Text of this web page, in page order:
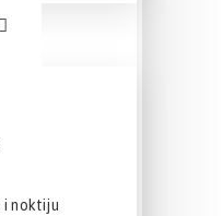
i noktiju